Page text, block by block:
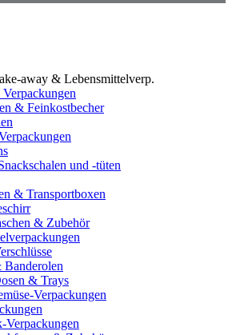
away & Lebensmittelverp.
& Feinkostbecher
und -tüten
& Transportboxen
& Zubehör
& Trays
Verpackungen
Verpackungen